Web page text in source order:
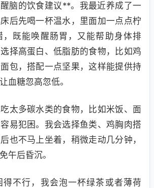
脑的饮食建议**。我最近养成了一
后先喝一杯温水，里面加一点点柠
，既能唤醒肠胃，又能帮助身体排
择高蛋白、低脂肪的食物，比如鸡
包，搭配一点坚果，这样能提供持
血糖忽高忽低。
太多碳水类的食物，比如米饭、面
易犯困。我会选择鱼类、鸡胸肉搭
也不马上坐着，稍微走动几分钟，
午后昏沉。
得不行，我会泡一杯绿茶或者薄荷